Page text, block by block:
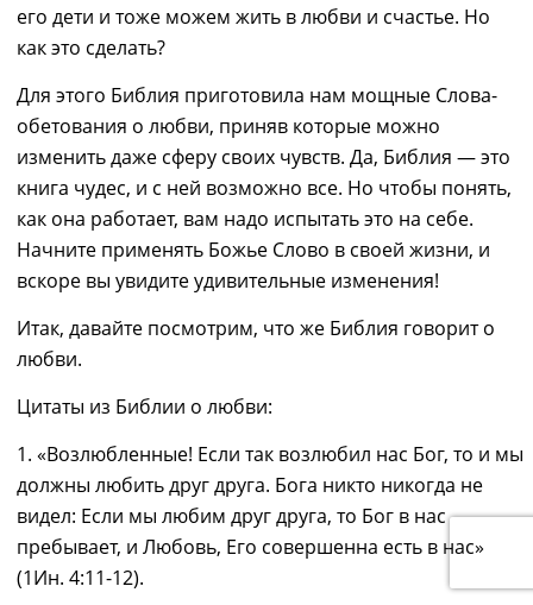
его дети и тоже можем жить в любви и счастье. Но
как это сделать?
Для этого Библия приготовила нам мощные Слова-
обетования о любви, приняв которые можно
изменить даже сферу своих чувств. Да, Библия ― это
книга чудес, и с ней возможно все. Но чтобы понять,
как она работает, вам надо испытать это на себе.
Начните применять Божье Слово в своей жизни, и
вскоре вы увидите удивительные изменения!
Итак, давайте посмотрим, что же Библия говорит о
любви.
Цитаты из Библии о любви:
1. «Возлюбленные! Если так возлюбил нас Бог, то и мы
должны любить друг друга. Бога никто никогда не
видел: Если мы любим друг друга, то Бог в нас
пребывает, и Любовь, Его совершенна есть в нас»
(1Ин. 4:11-12).